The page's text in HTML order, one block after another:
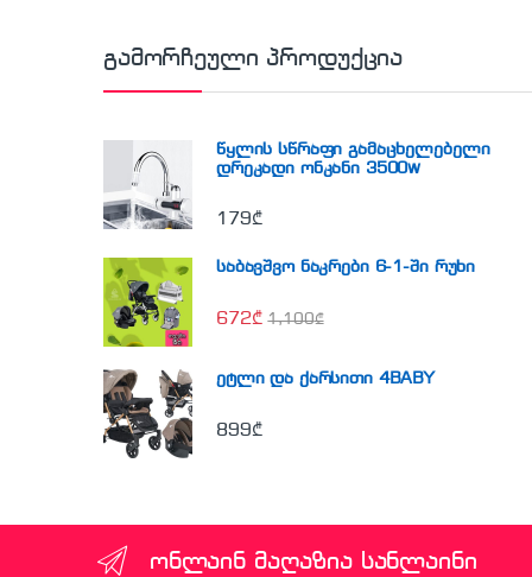
გამორჩეული პროდუქცია
წყლის სწრაფი გამაცხელებელი
დრეკადი ონკანი 3500w
179₾
საბავშვო ნაკრები 6-1-ში რუხი
672₾ 1,100₾
ეტლი და ქარსითი 4BABY
899₾
ონლაინ მაღაზია სანლაინი